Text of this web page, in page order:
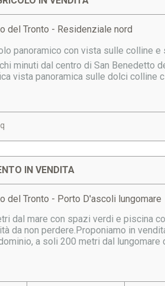
del Tronto - Residenziale nord
panoramico con vista sulle colline e
minuti dal centro di San Benedetto
vista panoramica sulle dolci colline
IN VENDITA
del Tronto - Porto D'ascoli lungomare
dal mare con spazi verdi e piscina
da non perdere.Proponiamo in
a soli 200 metri dal lungomare